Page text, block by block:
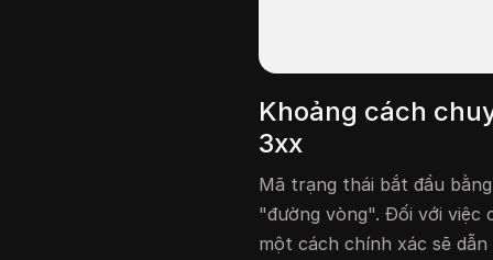
Khoảng cách
3xx
Mã trạng thái bắt đầu
"đường vòng". Đối với việc
một cách chính xác sẽ